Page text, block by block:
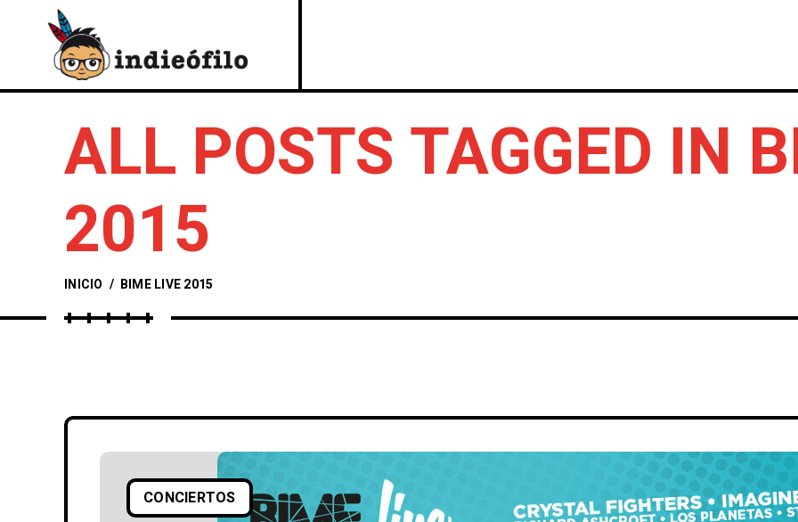
ALL POSTS TAGGED IN
2015
INICIO / BIME LIVE 2015
CONCIERTOS